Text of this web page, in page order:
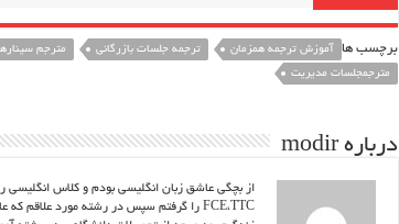
برچسب ها آموزش ترجمه همزمان ترجمه جلسات بازرگانی مترجم
مترجمجلسات مدیریت
درباره modir